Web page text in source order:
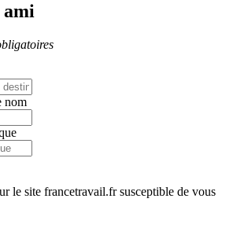
nom
le site francetravail.fr susceptible de vous